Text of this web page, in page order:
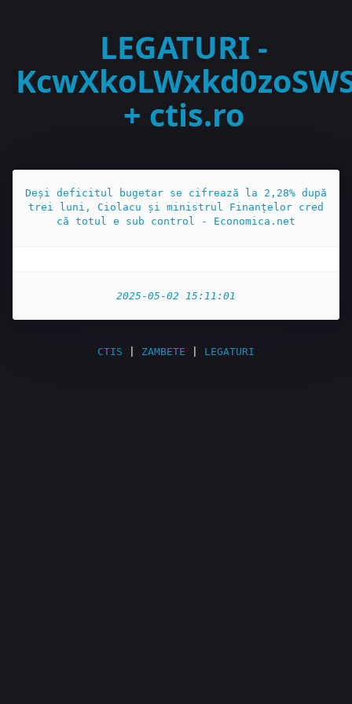
LEGATURI -
+ ctis.ro
Deși deficitul bugetar se cifrează la 2,28% după
trei luni, Ciolacu și ministrul Finanțelor cred
că totul e sub control - Economica.net
2025-05-02 15:11:01
CTIS ZAMBETE LEGATURI